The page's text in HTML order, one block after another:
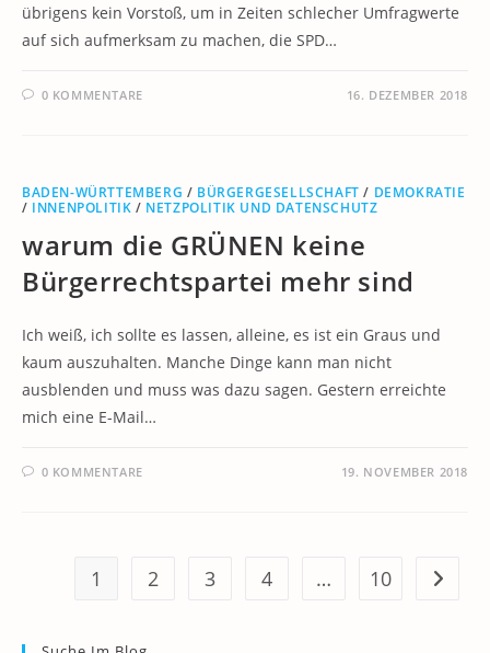
übrigens kein Vorstoß, um in Zeiten schlecher Umfragwerte
auf sich aufmerksam zu machen, die SPD…
0 KOMMENTARE 16. DEZEMBER 2018
BADEN-WÜRTTEMBERG / BÜRGERGESELLSCHAFT / DEMOKRATIE
/ INNENPOLITIK / NETZPOLITIK UND DATENSCHUTZ
warum die GRÜNEN keine
Bürgerrechtspartei mehr sind
Ich weiß, ich sollte es lassen, alleine, es ist ein Graus und
kaum auszuhalten. Manche Dinge kann man nicht
ausblenden und muss was dazu sagen. Gestern erreichte
mich eine E-Mail…
0 KOMMENTARE 19. NOVEMBER 2018
1 2 3 4 … 10 Zur